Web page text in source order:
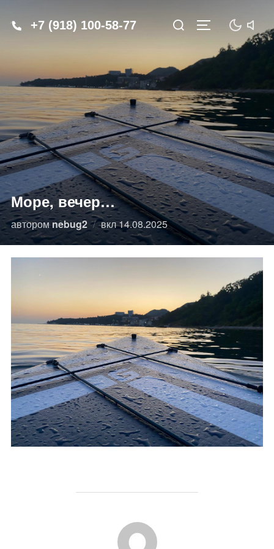
+7 (918) 100‑58‑77 Искать:
ПЕРЕКЛЮЧИТЬ
Море, вечер…
авторомnebug2 вклОпубликовано
14.08.2025
АВТОР ЗАПИСИ